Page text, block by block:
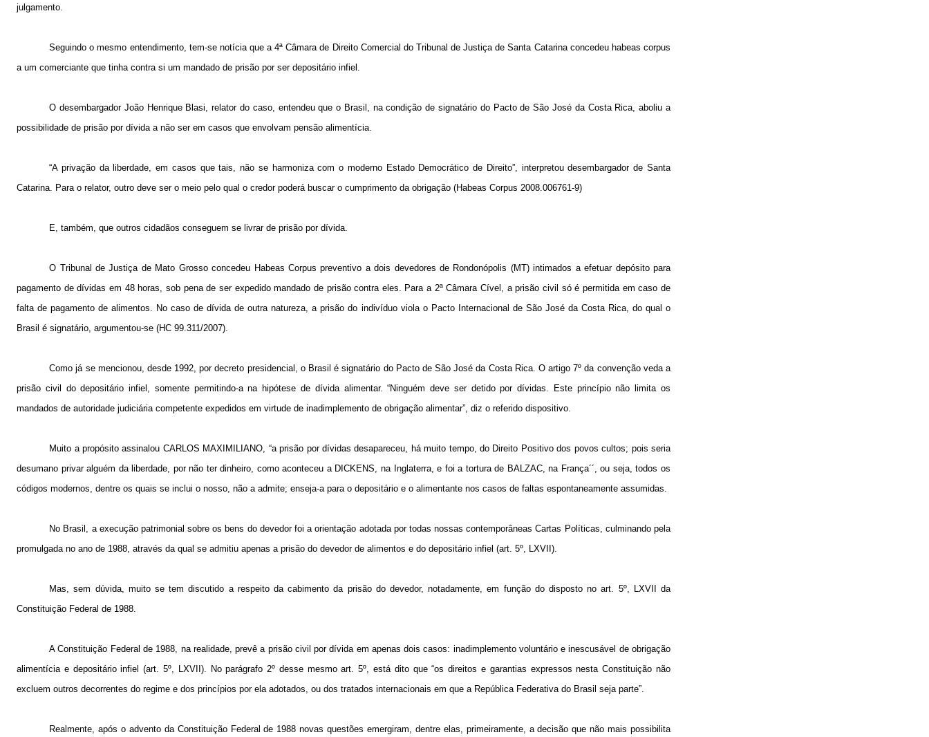
julgamento.
Seguindo o mesmo entendimento, tem-se notícia que a 4ª Câmara de Direito Comercial do Tribunal de Justiça de Santa Catarina concedeu habeas corpus
a um comerciante que tinha contra si um mandado de prisão por ser depositário infiel.
O desembargador João Henrique Blasi, relator do caso, entendeu que o Brasil, na condição de signatário do Pacto de São José da Costa Rica, aboliu a
possibilidade de prisão por dívida a não ser em casos que envolvam pensão alimentícia.
“A privação da liberdade, em casos que tais, não se harmoniza com o moderno Estado Democrático de Direito”, interpretou desembargador de Santa
Catarina. Para o relator, outro deve ser o meio pelo qual o credor poderá buscar o cumprimento da obrigação (Habeas Corpus 2008.006761-9)
E, também, que outros cidadãos conseguem se livrar de prisão por dívida.
O Tribunal de Justiça de Mato Grosso concedeu Habeas Corpus preventivo a dois devedores de Rondonópolis (MT) intimados a efetuar depósito para
pagamento de dívidas em 48 horas, sob pena de ser expedido mandado de prisão contra eles. Para a 2ª Câmara Cível, a prisão civil só é permitida em caso de
falta de pagamento de alimentos. No caso de dívida de outra natureza, a prisão do indivíduo viola o Pacto Internacional de São José da Costa Rica, do qual o
Brasil é signatário, argumentou-se (HC 99.311/2007).
Como já se mencionou, desde 1992, por decreto presidencial, o Brasil é signatário do Pacto de São José da Costa Rica. O artigo 7º da convenção veda a
prisão civil do depositário infiel, somente permitindo-a na hipótese de dívida alimentar. “Ninguém deve ser detido por dívidas. Este princípio não limita os
mandados de autoridade judiciária competente expedidos em virtude de inadimplemento de obrigação alimentar”, diz o referido dispositivo.
Muito a propósito assinalou CARLOS MAXIMILIANO, “a prisão por dívidas desapareceu, há muito tempo, do Direito Positivo dos povos cultos; pois seria
desumano privar alguém da liberdade, por não ter dinheiro, como aconteceu a DICKENS, na Inglaterra, e foi a tortura de BALZAC, na França´´, ou seja, todos os
códigos modernos, dentre os quais se inclui o nosso, não a admite; enseja-a para o depositário e o alimentante nos casos de faltas espontaneamente assumidas.
No Brasil, a execução patrimonial sobre os bens do devedor foi a orientação adotada por todas nossas contemporâneas Cartas Políticas, culminando pela
promulgada no ano de 1988, através da qual se admitiu apenas a prisão do devedor de alimentos e do depositário infiel (art. 5º, LXVII).
Mas, sem dúvida, muito se tem discutido a respeito da cabimento da prisão do devedor, notadamente, em função do disposto no art. 5º, LXVII da
Constituição Federal de 1988.
A Constituição Federal de 1988, na realidade, prevê a prisão civil por dívida em apenas dois casos: inadimplemento voluntário e inescusável de obrigação
alimentícia e depositário infiel (art. 5º, LXVII). No parágrafo 2º desse mesmo art. 5º, está dito que “os direitos e garantias expressos nesta Constituição não
excluem outros decorrentes do regime e dos princípios por ela adotados, ou dos tratados internacionais em que a República Federativa do Brasil seja parte”.
Realmente, após o advento da Constituição Federal de 1988 novas questões emergiram, dentre elas, primeiramente, a decisão que não mais possibilita